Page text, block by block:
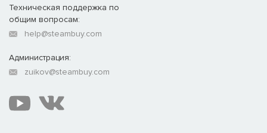
Техническая поддержка по
общим вопросам:
help@steambuy.com
Администрация:
zuikov@steambuy.com